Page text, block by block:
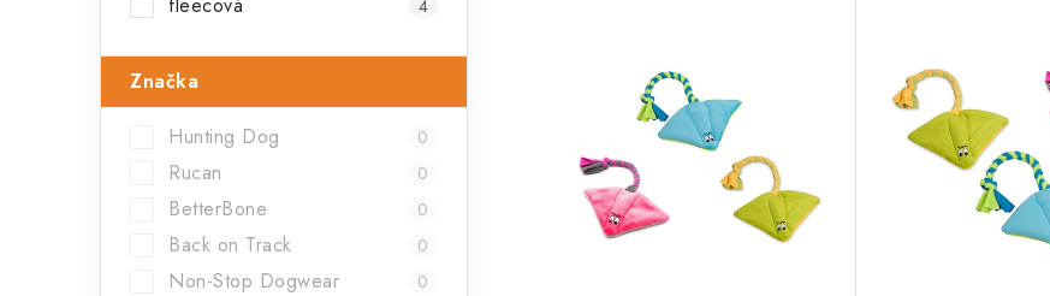
4
Značka
Hunting Dog
0
Rucan 0
BetterBone 0
Back on Track 0
Non-Stop Dogwear 0
p
r
o
d